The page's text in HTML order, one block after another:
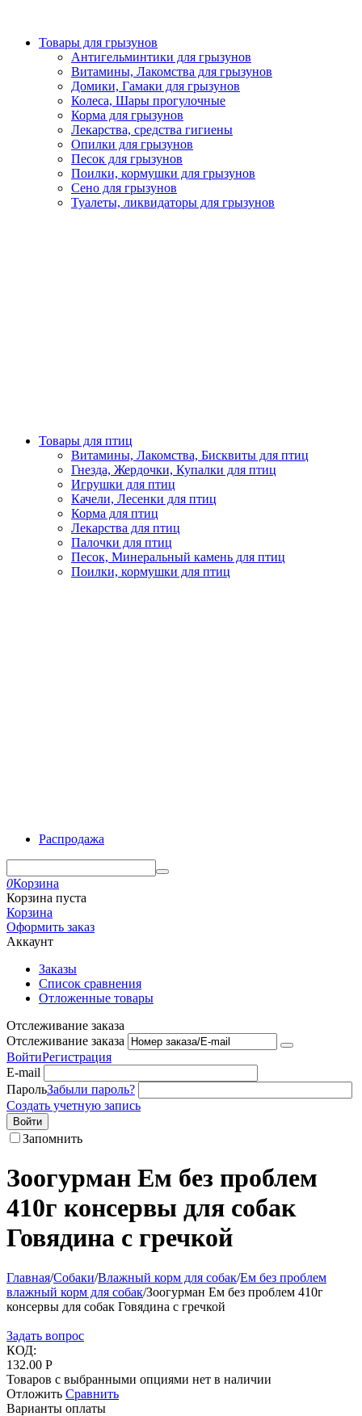
Товары для грызунов
Антигельминтики для грызунов
Витамины, Лакомства для грызунов
Домики, Гамаки для грызунов
Колеса, Шары прогулочные
Корма для грызунов
Лекарства, средства гигиены
Опилки для грызунов
Песок для грызунов
Поилки, кормушки для грызунов
Сено для грызунов
Туалеты, ликвидаторы для грызунов
Товары для птиц
Витамины, Лакомства, Бисквиты для птиц
Гнезда, Жердочки, Купалки для птиц
Игрушки для птиц
Качели, Лесенки для птиц
Корма для птиц
Лекарства для птиц
Палочки для птиц
Песок, Минеральный камень для птиц
Поилки, кормушки для птиц
Распродажа
0Корзина
Корзина пуста
Корзина
Оформить заказ
Аккаунт
Заказы
Список сравнения
Отложенные товары
Отслеживание заказа
Отслеживание заказа
ВойтиРегистрация
E-mail
ПарольЗабыли пароль?
Создать учетную запись
Войти
Запомнить
Зоогурман Ем без проблем
410г консервы для собак
Говядина с гречкой
Главная/Собаки/Влажный корм для собак/Ем без проблем
влажный корм для собак/Зоогурман Ем без проблем 410г
консервы для собак Говядина с гречкой
Задать вопрос
КОД:
132.00 Р
Товаров с выбранными опциями нет в наличии
Отложить Сравнить
Варианты оплаты